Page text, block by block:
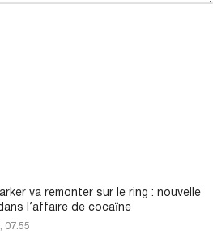
va remonter sur le ring : nouvelle
l’affaire de cocaïne
07:55